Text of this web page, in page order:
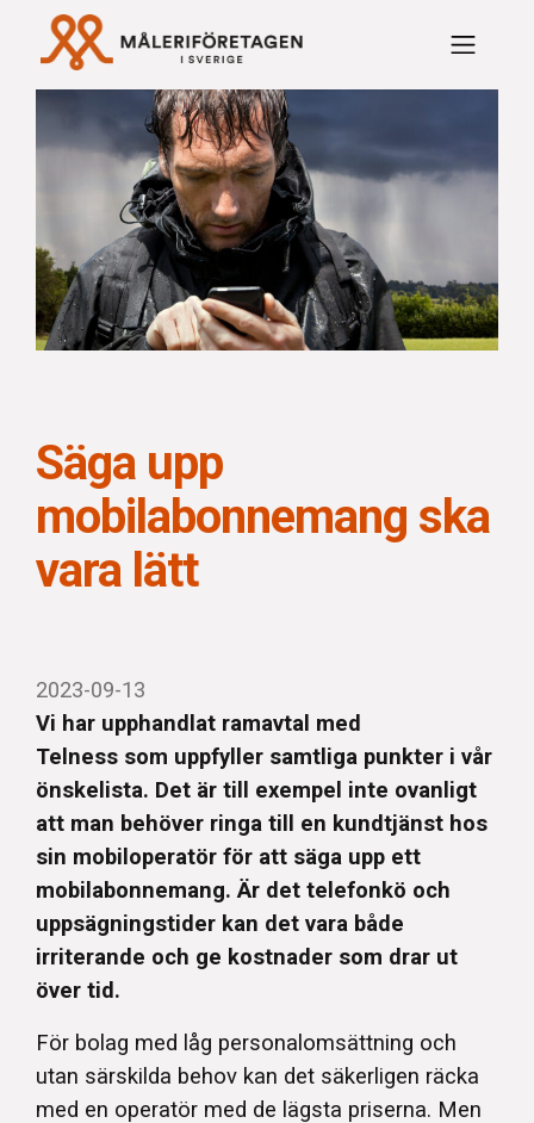
Säga upp
mobilabonnemang ska
vara lätt
2023-09-13
Vi har upphandlat ramavtal med
Telness som uppfyller samtliga punkter i vår
önskelista. Det är till exempel inte ovanligt
att man behöver ringa till en kundtjänst hos
sin mobiloperatör för att säga upp ett
mobilabonnemang. Är det telefonkö och
uppsägningstider kan det vara både
irriterande och ge kostnader som drar ut
över tid.
För bolag med låg personalomsättning och
utan särskilda behov kan det säkerligen räcka
med en operatör med de lägsta priserna. Men